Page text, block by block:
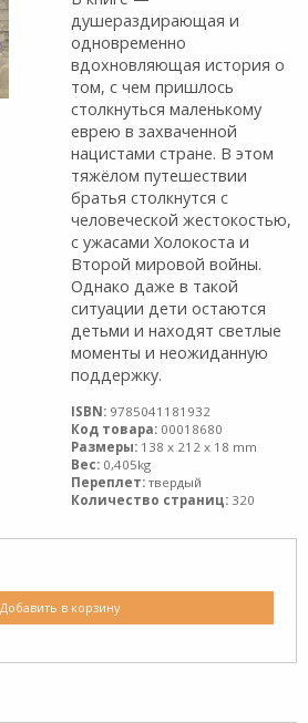
душераздирающая и
одновременно
вдохновляющая история о
том, с чем пришлось
столкнуться маленькому
еврею в захваченной
нацистами стране. В этом
тяжёлом путешествии
братья столкнутся с
человеческой жестокостью,
с ужасами Холокоста и
Второй мировой войны.
Однако даже в такой
ситуации дети остаются
детьми и находят светлые
моменты и неожиданную
поддержку.
ISBN: 9785041181932
Код товара: 00018680
Размеры: 138 x 212 x 18 mm
Вес: 0,405kg
Переплет: твердый
Количество страниц: 320
Добавить в корзину